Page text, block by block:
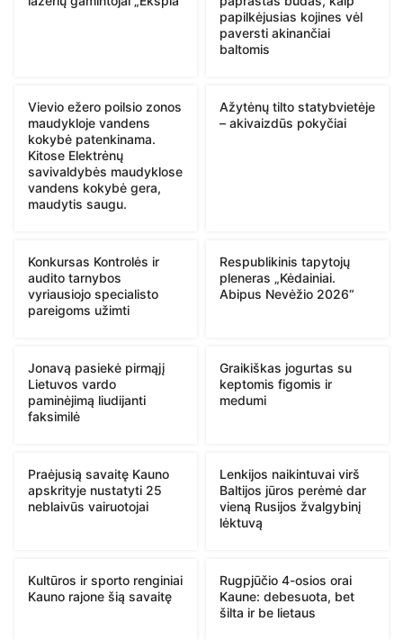
papilkėjusias kojines vėl
paversti akinančiai
baltomis
Vievio ežero poilsio zonos
maudykloje vandens
kokybė patenkinama.
Kitose Elektrėnų
savivaldybės maudyklose
vandens kokybė gera,
maudytis saugu.
Ažytėnų tilto statybvietėje
– akivaizdūs pokyčiai
Konkursas Kontrolės ir
audito tarnybos
vyriausiojo specialisto
pareigoms užimti
Respublikinis tapytojų
pleneras „Kėdainiai.
Abipus Nevėžio 2026“
Jonavą pasiekė pirmąjį
Lietuvos vardo
paminėjimą liudijanti
faksimilė
Graikiškas jogurtas su
keptomis figomis ir
medumi
Praėjusią savaitę Kauno
apskrityje nustatyti 25
neblaivūs vairuotojai
Lenkijos naikintuvai virš
Baltijos jūros perėmė dar
vieną Rusijos žvalgybinį
lėktuvą
Kultūros ir sporto renginiai
Kauno rajone šią savaitę
Rugpjūčio 4-osios orai
Kaune: debesuota, bet
šilta ir be lietaus